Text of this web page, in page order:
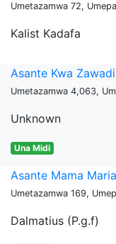
Umetazamwa 72,
Kalist Kadafa
Asante Kwa Zawadi
Umetazamwa 4,063,
Unknown
Una Midi
Asante Mama Maria
Umetazamwa 169,
Dalmatius (P.g.f)